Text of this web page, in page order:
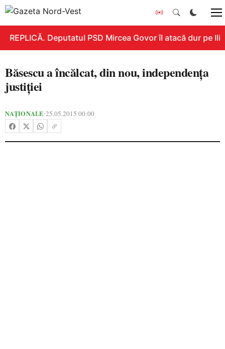
REPLICĂ. Deputatul PSD Mircea Govor îl atacă dur pe
Băsescu a încălcat, din nou, independenţa
justiţiei
NAȚIONALE•25.05.2015 00:00